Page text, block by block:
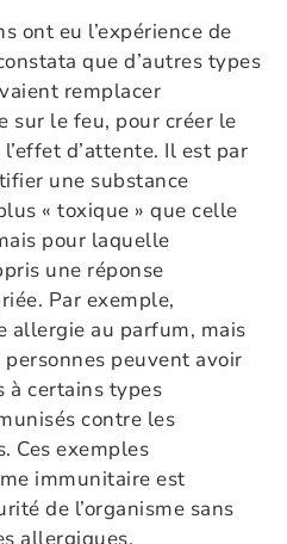
ont eu l’expérience de
que d’autres types
remplacer
sur le feu, pour créer le
d’attente. Il est par
une substance
« toxique » que celle
pour laquelle
une réponse
Par exemple,
allergie au parfum, mais
personnes peuvent avoir
à certains types
contre les
Ces exemples
immunitaire est
de l’organisme sans
allergiques.